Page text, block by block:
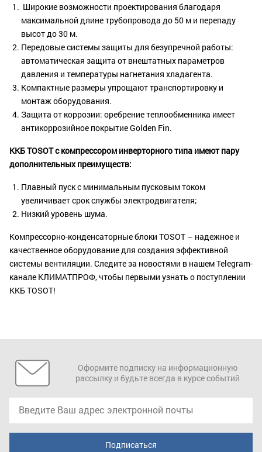
Широкие возможности проектирования благодаря
максимальной длине трубопровода до 50 м и перепаду
высот до 30 м.
Передовые системы защиты для безупречной работы:
автоматическая защита от внештатных параметров
давления и температуры нагнетания хладагента.
Компактные размеры упрощают транспортировку и
монтаж оборудования.
Защита от коррозии: оребрение теплообменника имеет
антикоррозийное покрытие Golden Fin.
ККБ TOSOT с компрессором инверторного типа имеют пару
дополнительных преимуществ:
Плавный пуск с минимальным пусковым током
увеличивает срок службы электродвигателя;
Низкий уровень шума.
Компрессорно-конденсаторные блоки TOSOT – надежное и
качественное оборудование для создания эффективной
системы вентиляции. Следите за новостями в нашем Telegram-
канале КЛИМАТПРОФ, чтобы первыми узнать о поступлении
ККБ TOSOT!
Оформите подписку на информационную
рассылку и будьте всегда в курсе событий